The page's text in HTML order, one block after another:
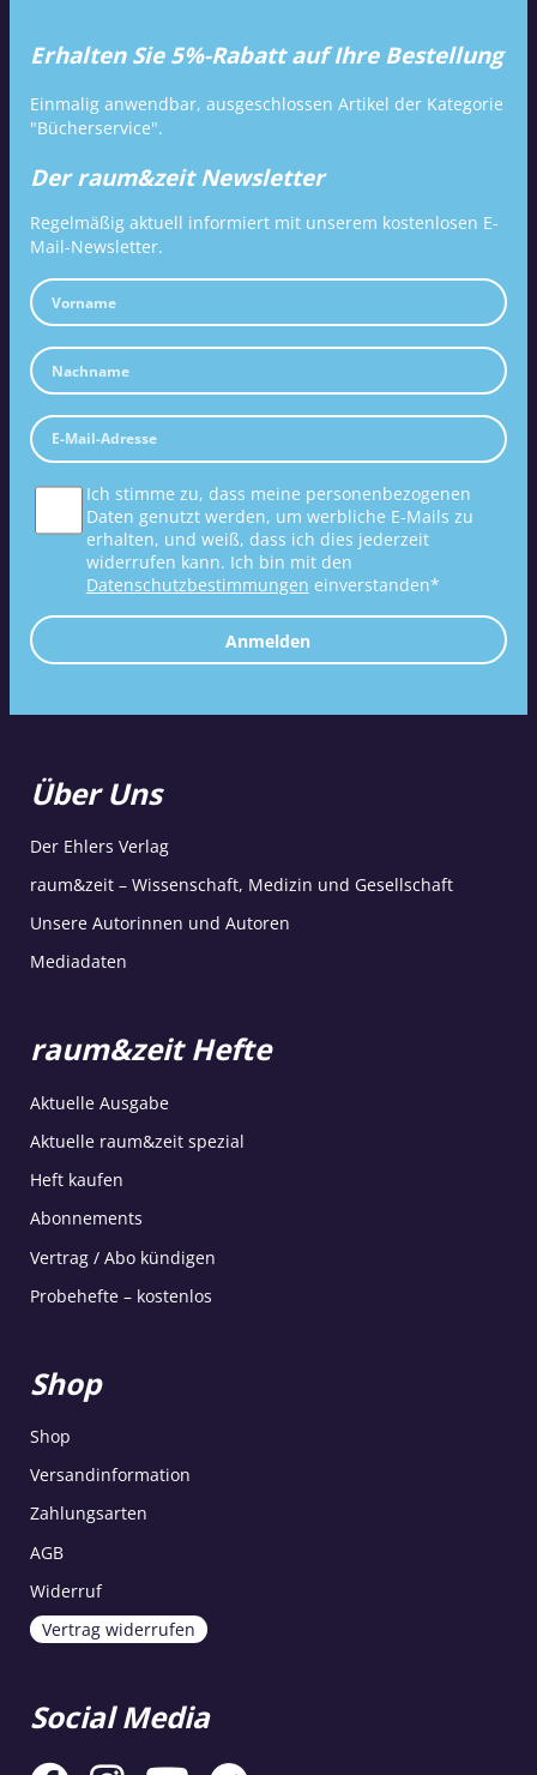
Erhalten Sie 5%-Rabatt auf Ihre Bestellung
Einmalig anwendbar, ausgeschlossen Artikel der Kategorie
"Bücherservice".
Der raum&zeit Newsletter
Regelmäßig aktuell informiert mit unserem kostenlosen E-
Mail-Newsletter.
Ich stimme zu, dass meine personenbezogenen
Daten genutzt werden, um werbliche E-Mails zu
erhalten, und weiß, dass ich dies jederzeit
widerrufen kann. Ich bin mit den
Datenschutzbestimmungen einverstanden*
Anmelden
Über Uns
Der Ehlers Verlag
raum&zeit – Wissenschaft, Medizin und Gesellschaft
Unsere Autorinnen und Autoren
Mediadaten
raum&zeit Hefte
Aktuelle Ausgabe
Aktuelle raum&zeit spezial
Heft kaufen
Abonnements
Vertrag / Abo kündigen
Probehefte – kostenlos
Shop
Shop
Versandinformation
Zahlungsarten
AGB
Widerruf
Vertrag widerrufen
Social Media